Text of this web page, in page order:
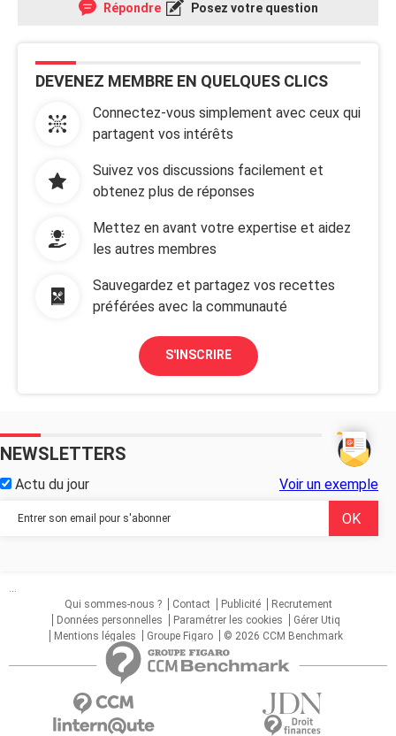
Répondre Posez votre question
DEVENEZ MEMBRE EN QUELQUES CLICS
Connectez-vous simplement avec ceux qui
partagent vos intérêts
Suivez vos discussions facilement et
obtenez plus de réponses
Mettez en avant votre expertise et aidez
les autres membres
Sauvegardez et partagez vos recettes
préférées avec la communauté
S'INSCRIRE
NEWSLETTERS
Actu du jour Voir un exemple
...
Qui sommes-nous ?
Contact Publicité
Recrutement
Données personnelles
Paramétrer les cookies
Gérer Utiq
Mentions légales
Groupe Figaro © 2026 CCM Benchmark